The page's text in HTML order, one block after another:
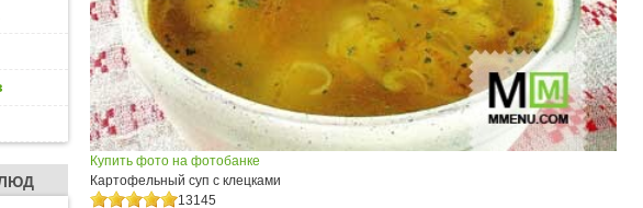
Купить фото на фотобанке
Картофельный суп с клецками
13145